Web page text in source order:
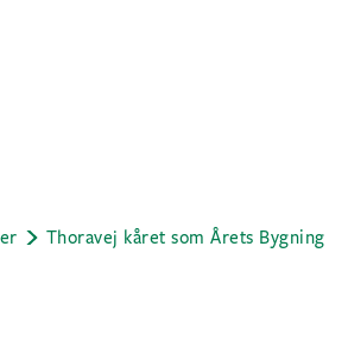
Thoravej kåret som Årets Bygning